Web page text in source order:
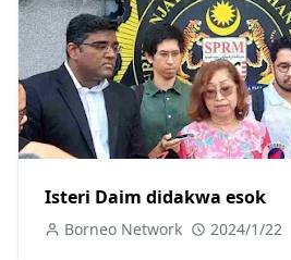
Isteri Daim didakwa esok
Borneo Network 2024/1/22